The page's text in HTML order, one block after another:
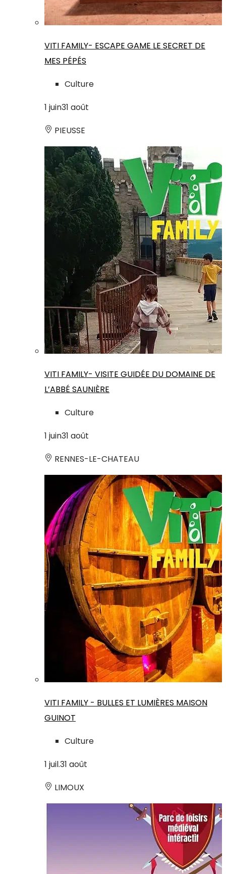
VITI FAMILY- ESCAPE GAME LE SECRET DE
MES PÉPÉS
Culture
1 juin31 août
PIEUSSE
VITI FAMILY- VISITE GUIDÉE DU DOMAINE DE
L’ABBÉ SAUNIÈRE
Culture
1 juin31 août
RENNES-LE-CHATEAU
VITI FAMILY - BULLES ET LUMIÈRES MAISON
GUINOT
Culture
1 juil.31 août
LIMOUX